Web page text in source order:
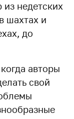
недетских
шахтах и
до
авторы
свой